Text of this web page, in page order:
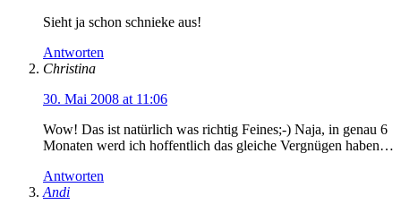
Sieht ja schon schnieke aus!
Antworten
Christina
30. Mai 2008 at 11:06
Wow! Das ist natürlich was richtig Feines;-) Naja, in genau 6
Monaten werd ich hoffentlich das gleiche Vergnügen haben…
Antworten
Andi